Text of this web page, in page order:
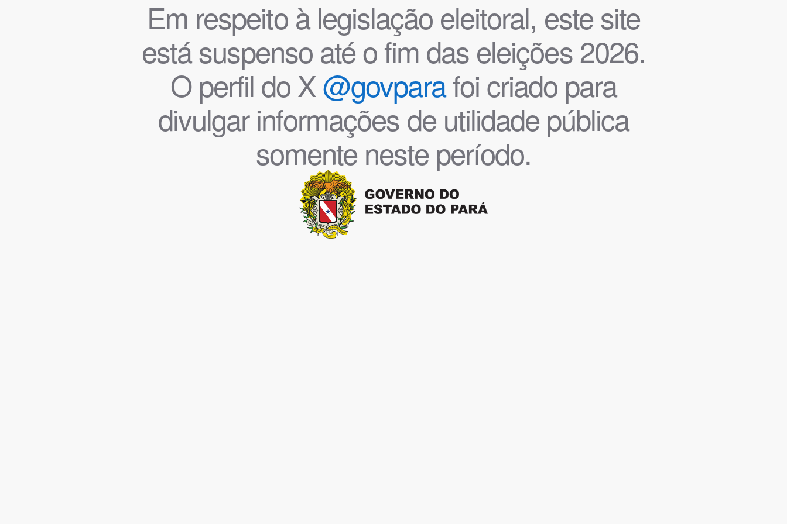
Em respeito à legislação eleitoral, este site
está suspenso até o fim das eleições 2026.
O perfil do X@govparafoi criado para
divulgar informações de utilidade pública
somente neste período.